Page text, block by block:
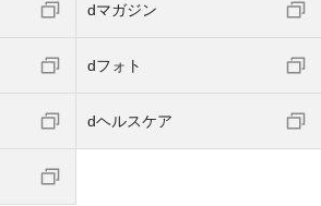
dマガジン
dフォト
dヘルスケア